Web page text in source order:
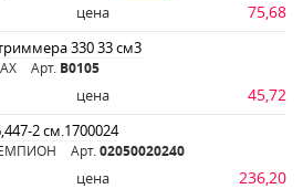
цена 75,68
330 33 см3
Арт. B0105
цена 45,72
2 см.1700024
Арт. 02050020240
цена 236,20